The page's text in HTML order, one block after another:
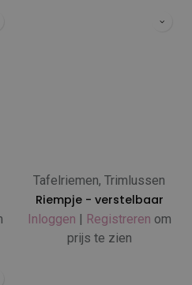
Tafelriemen, Trimlussen
Riempje - verstelbaar
Inloggen | Registreren om
prijs te zien